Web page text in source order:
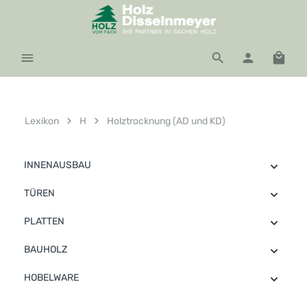
Zum Hauptinhalt springen
Lexikon H Holztrocknung (AD und KD)
INNENAUSBAU
TÜREN
PLATTEN
BAUHOLZ
HOBELWARE